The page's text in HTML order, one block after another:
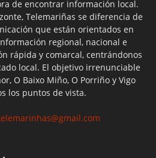
de encontrar información local.
Telemariñas se diferencia de
que están orientados en
regional, nacional e
rápida y comarcal, centrándonos
local. El objetivo irrenunciable
O Baixo Miño, O Porriño y Vigo
los puntos de vista.